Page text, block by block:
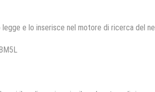
e lo inserisce nel motore di ricerca del